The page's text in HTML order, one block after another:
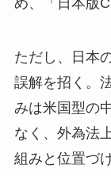
ただし、日本
誤解を招く。
みは米国型の
なく、外為法
組みと位置づ